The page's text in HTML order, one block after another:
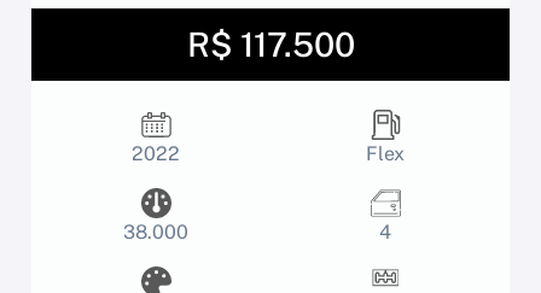
R$ 117.500
2022 Flex
38.000 4